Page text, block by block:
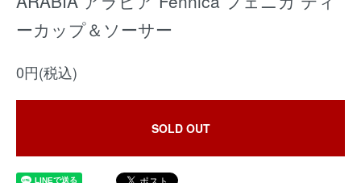
ーカップ＆ソーサー
0円(税込)
SOLD OUT